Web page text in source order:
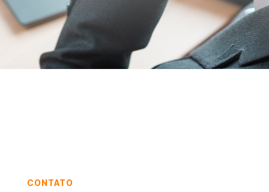
CONTATO